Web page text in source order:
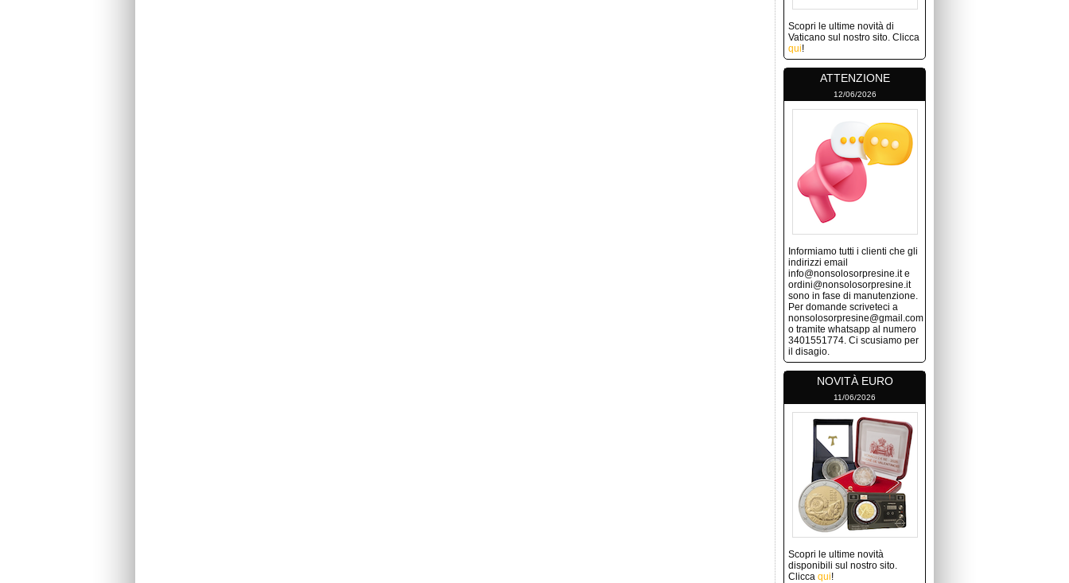
Scopri le ultime novità di
Vaticano sul nostro sito. Clicca
qui!
ATTENZIONE
12/06/2026
Informiamo tutti i clienti che gli
indirizzi email
info@nonsolosorpresine.it e
ordini@nonsolosorpresine.it
sono in fase di manutenzione.
Per domande scriveteci a
nonsolosorpresine@gmail.com
o tramite whatsapp al numero
3401551774. Ci scusiamo per
il disagio.
NOVITÀ EURO
11/06/2026
Scopri le ultime novità
disponibili sul nostro sito.
Clicca qui!